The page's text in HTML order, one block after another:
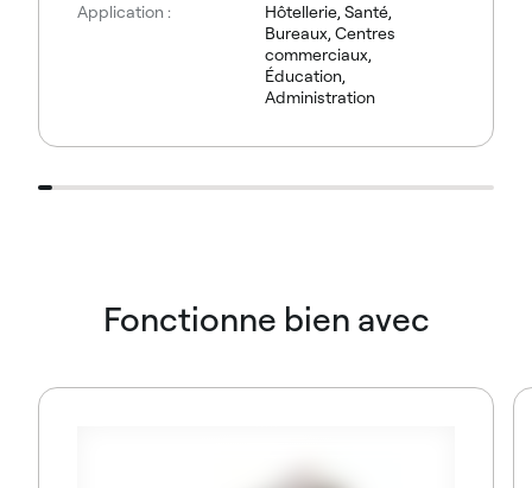
Application :
Hôtellerie, Santé,
Bureaux, Centres
commerciaux,
Éducation,
Administration
Fonctionne bien avec